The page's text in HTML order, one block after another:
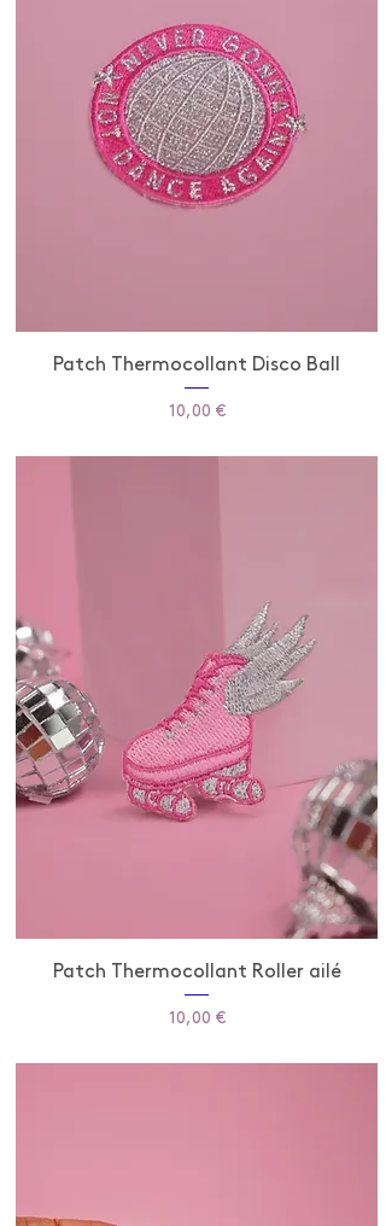
Patch Thermocollant Disco Ball
Prix
10,00 €
Patch Thermocollant Roller ailé
Prix
10,00 €